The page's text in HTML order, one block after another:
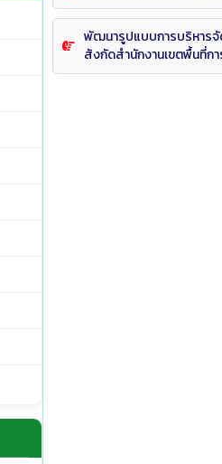
พัฒนารูปแบบการบริหารจั
สังกัดสำนักงานเขตพื้นที่ก